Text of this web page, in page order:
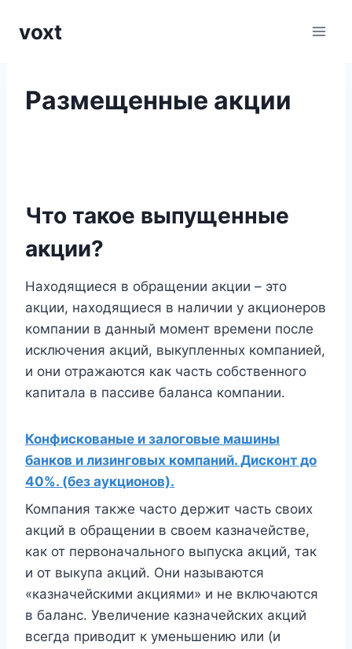
voxt
Размещенные акции
Что такое выпущенные
акции?
Находящиеся в обращении акции – это
акции, находящиеся в наличии у акционеров
компании в данный момент времени после
исключения акций, выкупленных компанией,
и они отражаются как часть собственного
капитала в пассиве баланса компании.
Конфискованые и залоговые машины
банков и лизинговых компаний. Дисконт до
40%. (без аукционов).
Компания также часто держит часть своих
акций в обращении в своем казначействе,
как от первоначального выпуска акций, так
и от выкупа акций. Они называются
«казначейскими акциями» и не включаются
в баланс. Увеличение казначейских акций
всегда приводит к уменьшению или (и